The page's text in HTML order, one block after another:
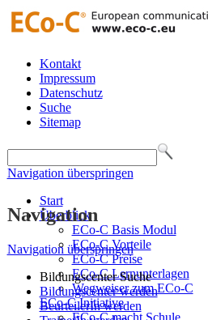
Kontakt
Impressum
Datenschutz
Suche
Sitemap
Navigation überspringen
Start
Überblick
ECo-C Basis Modul
ECo-C Vorteile
ECo-C Preise
ECo-C Lernunterlagen
Wegweiser zum ECo-C
ECo-C Initiative
ECo-C macht Schule
Navigation
Navigation überspringen
Bildungscenter Suche
Bildungscenter werden
BeurteilerIn werden